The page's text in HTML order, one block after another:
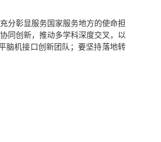
分彰显服务国家服务地方的使命担
同创新，推动多学科深度交叉，以
脑机接口创新团队；要坚持落地转